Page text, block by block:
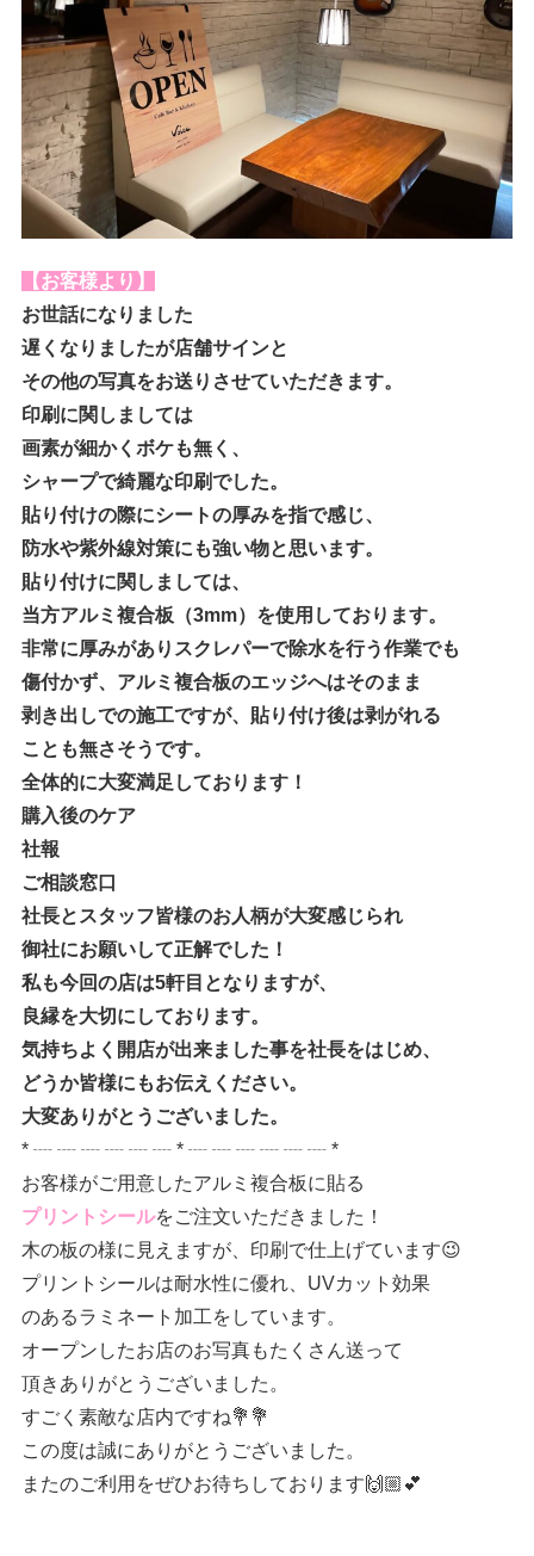
【お客様より】
お世話になりました
遅くなりましたが店舗サインと
その他の写真をお送りさせていただきます。
印刷に関しましては
画素が細かくボケも無く、
シャープで綺麗な印刷でした。
貼り付けの際にシートの厚みを指で感じ、
防水や紫外線対策にも強い物と思います。
貼り付けに関しましては、
当方アルミ複合板（3mm）を使用しております。
非常に厚みがありスクレパーで除水を行う作業でも
傷付かず、アルミ複合板のエッジへはそのまま
剥き出しでの施工ですが、貼り付け後は剥がれる
ことも無さそうです。
全体的に大変満足しております！
購入後のケア
社報
ご相談窓口
社長とスタッフ皆様のお人柄が大変感じられ
御社にお願いして正解でした！
私も今回の店は5軒目となりますが、
良縁を大切にしております。
気持ちよく開店が出来ました事を社長をはじめ、
どうか皆様にもお伝えください。
大変ありがとうございました。
* ┈ ┈ ┈ ┈ ┈ ┈ * ┈ ┈ ┈ ┈ ┈ ┈ *
お客様がご用意したアルミ複合板に貼る
プリントシールをご注文いただきました！
木の板の様に見えますが、印刷で仕上げています😉
プリントシールは耐水性に優れ、UVカット効果
のあるラミネート加工をしています。
オープンしたお店のお写真もたくさん送って
頂きありがとうございました。
すごく素敵な店内ですね💐💐
この度は誠にありがとうございました。
またのご利用をぜひお待ちしております🙌🏼💕